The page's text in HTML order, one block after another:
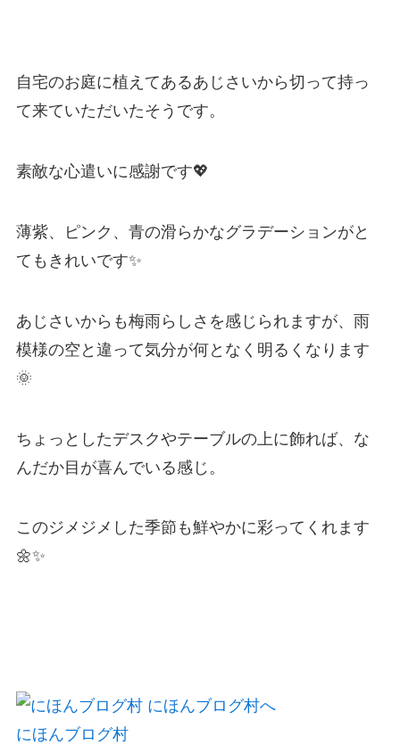
自宅のお庭に植えてあるあじさいから切って持っ
て来ていただいたそうです。
素敵な心遣いに感謝です💖
薄紫、ピンク、青の滑らかなグラデーションがと
てもきれいです✨
あじさいからも梅雨らしさを感じられますが、雨
模様の空と違って気分が何となく明るくなります
🌞
ちょっとしたデスクやテーブルの上に飾れば、な
んだか目が喜んでいる感じ。
このジメジメした季節も鮮やかに彩ってくれます
🌼✨
にほんブログ村